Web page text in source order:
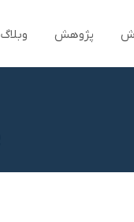
پژوهش وبلاگ